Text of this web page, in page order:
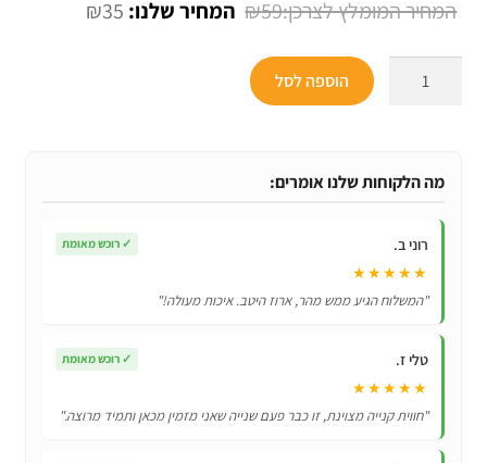
לקוחות
₪59
המחיר
₪35 המחיר
עם
לסמסונג
Galaxy
A50
הוספה לסל
מה הלקוחות שלנו אומרים:
רוני ב. ✓ רוכש מאומת
★★★★★
"המשלוח הגיע ממש מהר, ארוז היטב. איכות מעולה!"
טלי ז. ✓ רוכש מאומת
★★★★★
"חווית קנייה מצוינת, זו כבר פעם שנייה שאני מזמין מכאן ותמיד מרוצה."